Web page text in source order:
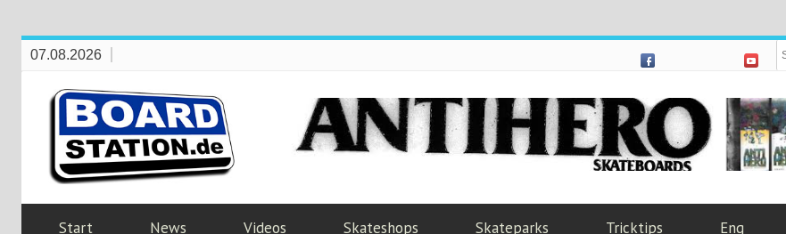
07.08.2026
Start News Videos Skateshops Skateparks Tricktips Eng